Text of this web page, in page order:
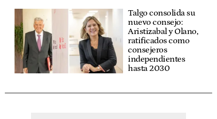
Talgo consolida su
nuevo consejo:
Aristizabal y Olano,
ratificados como
consejeros
independientes
hasta 2030